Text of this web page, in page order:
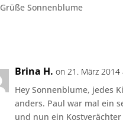
Grüße Sonnenblume
Brina H. on 21. März 2014
Hey Sonnenblume, jedes
anders. Paul war mal ein
und nun ein Kostverächter